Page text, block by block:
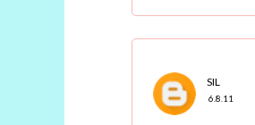
SIL
6.8.11